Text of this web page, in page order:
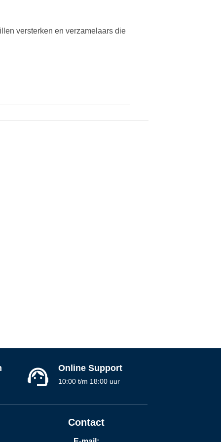
versterken en verzamelaars die
Online Support
10:00 t/m 18:00 uur
Contact